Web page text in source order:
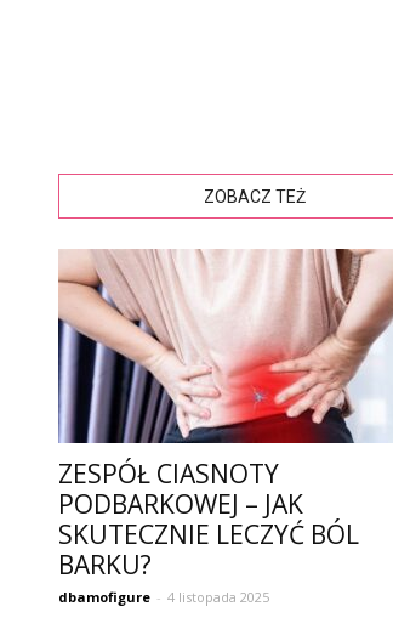
ZOBACZ TEŻ
ZESPÓŁ CIASNOTY
PODBARKOWEJ – JAK
SKUTECZNIE LECZYĆ BÓL
BARKU?
dbamofigure - 4 listopada 2025